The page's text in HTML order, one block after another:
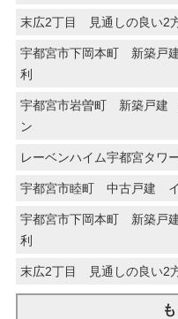
グループ創業６０周年、地
ートしております。
物件探しだけでなく、住宅
気軽にお問合せくださいま
末広2丁目 見通しの良い
宇都宮市下岡本町 新築
利
宇都宮市岩曽町 新築戸建
ン
レーベンハイム宇都宮タワ
宇都宮市睦町 中古戸建 イ
宇都宮市下岡本町 新築
利
末広2丁目 見通しの良い